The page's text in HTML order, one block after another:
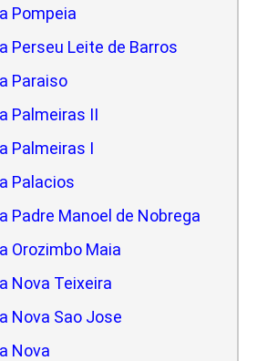
Pompeia
Perseu Leite de Barros
Paraiso
Palmeiras II
Palmeiras I
Palacios
Padre Manoel de Nobrega
Orozimbo Maia
Nova Teixeira
Nova Sao Jose
Nova